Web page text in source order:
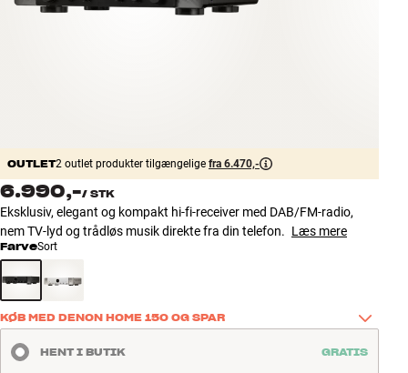
Tilbehør
TILBUD
Find Butik
Kundeservice
Log ind
Kundeservice
Byg med Lyd
OUTLET2 outlet produkter tilgængelige fra 6.470,-
6.990,-/ STK
Eksklusiv, elegant og kompakt hi-fi-receiver med DAB/FM-radio,
nem TV-lyd og trådløs musik direkte fra din telefon. Læs mere
FarveSort
KØB MED DENON HOME 150 OG SPAR
Køb dette produkt sammen med Denon Home 150, og spar 400 kr.
på højtaleren. En nem måde at få god lyd med ind i endnu et rum -
HENT I BUTIK GRATIS